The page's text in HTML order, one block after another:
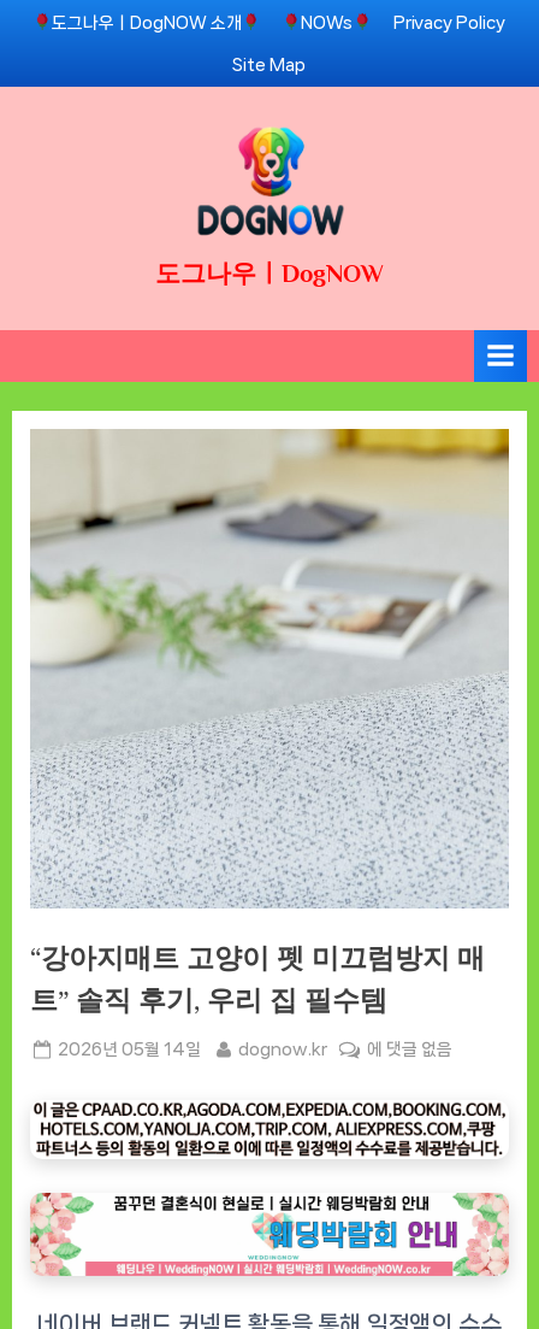
Skip
content
도그나우ㅣDogNOW 소개 NOWs Privacy Policy
Site Map
도그나우ㅣDogNOW
“강아지매트 고양이 펫 미끄럼방지 매
트” 솔직 후기, 우리 집 필수템
Posted
2026년 05월 14일 By
dognow.kr
“강
지
매
트
양
이
펫
에 댓글 없음